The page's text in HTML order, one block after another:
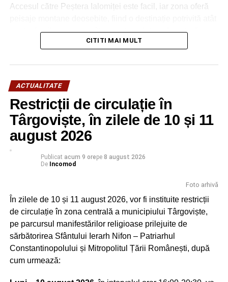
Accesul către Peștera Ialomiței este facil, iar zona oferă
pentru familii cu copii, cât și pentru iubitorii de natură,
drumeție și patrimoniu.
Peştera Ialomiţei este situată în localitatea Moroeni,
judetul Dâmboviţa, pe versantul drept al Cheilor Ialomiţei,
la o altitudine de 1.660 m, scobită în calcarele jurasice ale
Muntelui Bătrâna. Numele acesteia vine de la râul
Ialomiţa, care izvorăşte la 10 km distanţă din circul glaciar
numit Obârşia Ialomiţei, situată sub Vârful Găvanele
(2.479 m), aflat la 600 m de Vârful Omu şi la o distanţă
CITITI MAI MULT
ACTUALITATE
Restricții de circulație în
Târgoviște, în zilele de 10 și 11
august 2026
Publicat acum 9 orepe 8 august 2026
De Incomod
Foto arhivă
În zilele de 10 și 11 august 2026, vor fi instituite restricții
de circulație în zona centrală a municipiului Târgoviște,
pe parcursul manifestărilor religioase prilejuite de
sărbătorirea Sfântului Ierarh Nifon – Patriarhul
Constantinopolului și Mitropolitul Țării Românești, după
cum urmează: